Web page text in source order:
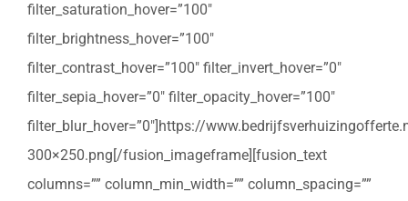
filter_saturation_hover=”100″
filter_brightness_hover=”100″
filter_contrast_hover=”100″ filter_invert_hover=”0″
filter_sepia_hover=”0″ filter_opacity_hover=”100″
filter_blur_hover=”0″]https://
300×250.png[/fusion_imageframe][fusion_text
columns=”” column_min_width=”” column_spacing=””